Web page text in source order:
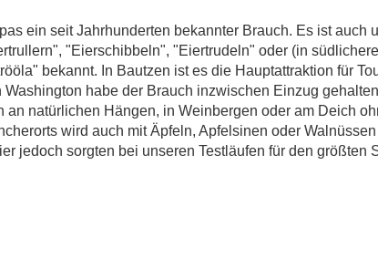
ein seit Jahrhunderten bekannter Brauch. Es ist auch
"Eierschibbeln", "Eiertrudeln" oder (in
bekannt. In Bautzen ist es die Hauptattraktion für
habe der Brauch inzwischen Einzug
an natürlichen Hängen, in Weinbergen oder am Deich
wird auch mit Äpfeln, Apfelsinen oder
jedoch sorgten bei unseren Testläufen für den größten